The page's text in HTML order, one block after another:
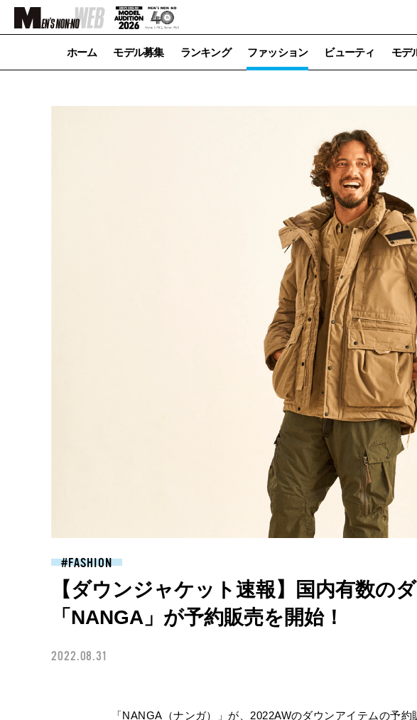
ホーム モデル募集 ランキング ファッション ビューティ モデ
FASHION
【ダウンジャケット速報】国内有数の
「NANGA」が予約販売を開始！
2022.08.31
「NANGA（ナンガ）」が、2022AWのダウンアイテムの予